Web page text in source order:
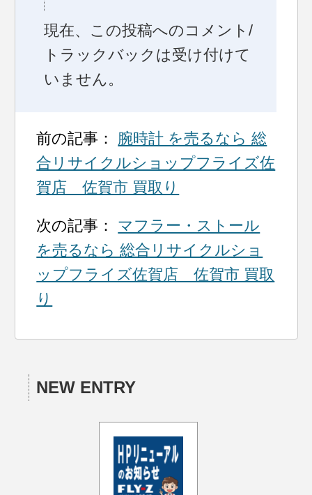
現在、この投稿へのコメント/
トラックバックは受け付けて
いません。
前の記事： 腕時計 を売るなら 総
合リサイクルショップフライズ佐
賀店 佐賀市 買取り
次の記事： マフラー・ストール
を売るなら 総合リサイクルショ
ップフライズ佐賀店 佐賀市 買取
り
NEW ENTRY